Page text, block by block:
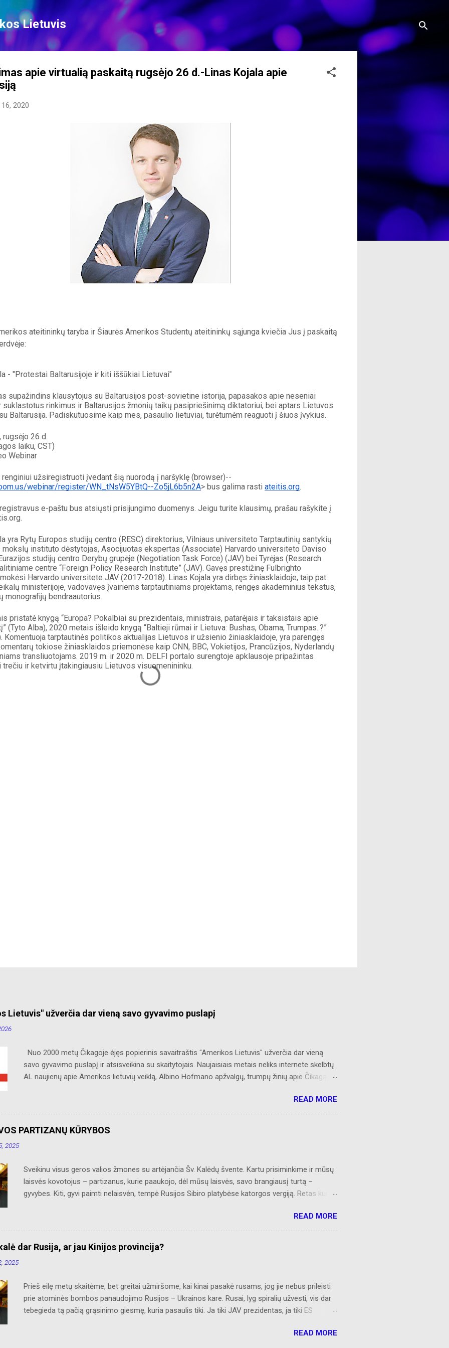
Skip to main content
Lietuvis
apie virtualią paskaitą rugsėjo 26 d.-Linas Kojala apie
2020
ateitininkų taryba ir Šiaurės Amerikos Studentų ateitininkų sąjunga kviečia Jus į paskaitą
- "Protestai Baltarusijoje ir kiti iššūkiai Lietuvai"
supažindins klausytojus su Baltarusijos post-sovietine istorija, papasakos apie neseniai
suklastotus rinkimus ir Baltarusijos žmonių taikų pasipriešinimą diktatoriui, bei aptars Lietuvos
Baltarusija. Padiskutuosime kaip mes, pasaulio lietuviai, turėtumėm reaguoti į šiuos įvykius.
26 d.
laiku, CST)
Webinar
renginiui užsiregistruoti įvedant šią nuorodą į naršyklę (browser)--
webinar/register/WN_tNsW5YBtQ--Zo5jL6b5n2A> bus galima rasti ateitis.org
e-paštu bus atsiųsti prisijungimo duomenys. Jeigu turite klausimų, prašau rašykite į
yra Rytų Europos studijų centro (RESC) direktorius, Vilniaus universiteto Tarptautinių santykių
instituto dėstytojas, Asocijuotas ekspertas (Associate) Harvardo universiteto Daviso
studijų centro Derybų grupėje (Negotiation Task Force) (JAV) bei Tyrėjas (Research
centre “Foreign Policy Research Institute” (JAV). Gavęs prestižinę Fulbrighto
Harvardo universitete JAV (2017-2018). Linas Kojala yra dirbęs žiniasklaidoje, taip pat
ministerijoje, vadovavęs įvairiems tarptautiniams projektams, rengęs akademinius tekstus,
monografijų bendraautorius.
pristatė knygą “Europa? Pokalbiai su prezidentais, ministrais, patarėjais ir taksistais apie
(Tyto Alba), 2020 metais išleido knygą “Baltieji rūmai ir Lietuva: Bushas, Obama, Trumpas..?”
Komentuoja tarptautinės politikos aktualijas Lietuvos ir užsienio žiniasklaidoje, yra parengęs
tokiose žiniasklaidos priemonėse kaip CNN, BBC, Vokietijos, Prancūzijos, Nyderlandų
transliuotojams. 2019 m. ir 2020 m. DELFI portalo surengtoje apklausoje pripažintas
trečiu ir ketvirtu įtakingiausiu Lietuvos visuomenininku.
Lietuvis" užverčia dar vieną savo gyvavimo puslapį
Nuo 2000 metų Čikagoje ėjęs popierinis savaitraštis "Amerikos Lietuvis" užverčia dar vieną
savo gyvavimo puslapį ir atsisveikina su skaitytojais. Naujaisiais metais neliks internete skelbtų
AL naujienų apie Amerikos lietuvių veiklą, Albino Hofmano apžvalgų, trumpų žinių apie Čikagą
READ MORE
PARTIZANŲ KŪRYBOS
2025
Sveikinu visus geros valios žmones su artėjančia Šv. Kalėdų švente. Kartu prisiminkime ir mūsų
laisvės kovotojus – partizanus, kurie paaukojo, dėl mūsų laisvės, savo brangiausį turtą –
gyvybes. Kiti, gyvi paimti nelaisvėn, tempė Rusijos Sibiro platybėse katorgos vergiją. Retas kuris
šaldami ir alkani savo bunkeriuose, sniegynuose ar slepiantis po eglių šakom, tap pat šventė Šv.
Kalėdas glausdami prie savęs savo mumylėtines – šautuvus. Amžia garbė tebūna jiems.
Pridedu iš „Naujienų“ lakrašččio išsaugotą „Sužeisto partizano dainą“. IŠ LIETUVOS PARTIZANŲ
KŪRYBOS (Sužeisto partizano daina) Neparnešiu žemčiūgų, nei aukso, Mūs šalis ir be perlų
laisvi... Neraudokite broliai sustoję, Nes rauda nelaimėsit...
READ MORE
dar Rusija, ar jau Kinijos provincija?
2025
Prieš eilę metų skaitėme, bet greitai užmiršome, kai kinai pasakė rusams, jog jie nebus prileisti
prie atominės bombos panaudojimo Rusijos – Ukrainos kare. Rusai, lyg spiralių užvesti, vis dar
tebegieda tą pačią grąsinimo giesmę, kuria pasaulis tiki. Ja tiki JAV prezidentas, ja tiki ES
tiktai garsiai kalbėti, be jokios veiklos ir atsakomybės jausmo, asmenys. Kaip nebūtų, bet keista,
READ MORE